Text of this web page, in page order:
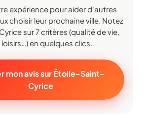
expérience pour aider d'autres
choisir leur prochaine ville. Notez
sur 7 critères (qualité de vie,
en quelques clics.
mon avis sur Étoile-Saint-
Cyrice